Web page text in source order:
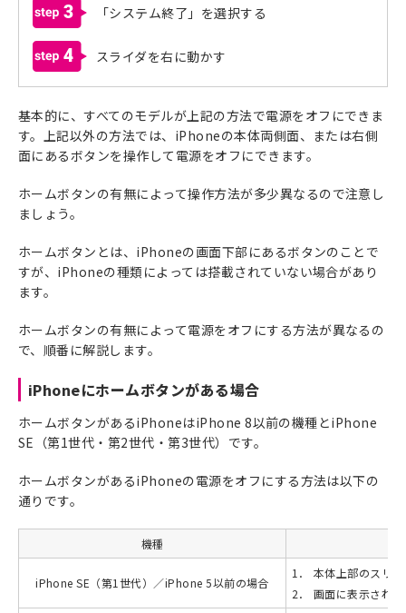
3 「システム終了」を選択する
4 スライダを右に動かす
基本的に、すべてのモデルが上記の方法で電源をオフにできま
す。上記以外の方法では、iPhoneの本体両側面、または右側
面にあるボタンを操作して電源をオフにできます。
ホームボタンの有無によって操作方法が多少異なるので注意し
ましょう。
ホームボタンとは、iPhoneの画面下部にあるボタンのことで
すが、iPhoneの種類によっては搭載されていない場合があり
ます。
ホームボタンの有無によって電源をオフにする方法が異なるの
で、順番に解説します。
iPhoneにホームボタンがある場合
ホームボタンがあるiPhoneはiPhone 8以前の機種とiPhone
SE（第1世代・第2世代・第3世代）です。
ホームボタンがあるiPhoneの電源をオフにする方法は以下の
通りです。
機種
iPhone SE（第1世代）／iPhone 5以前の場合
1．
本体上部のスリ
2．
画面に表示され